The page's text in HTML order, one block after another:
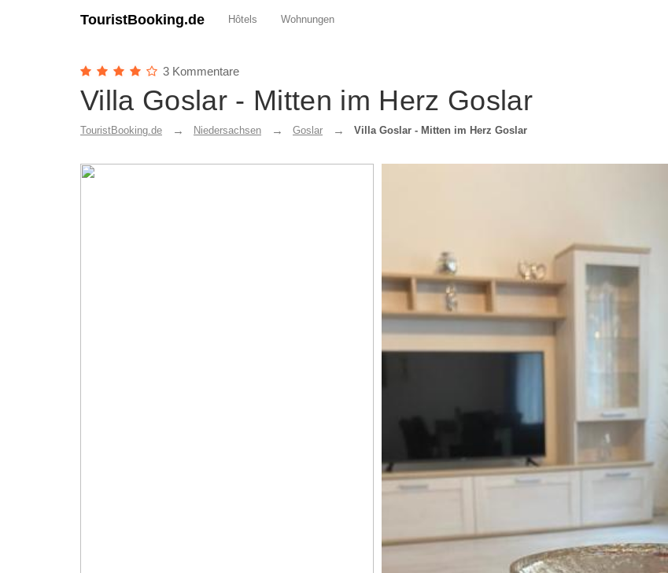
TouristBooking.de Hôtels Wohnungen
3 Kommentare
Villa Goslar - Mitten im Herz Goslar
TouristBooking.de Niedersachsen Goslar Villa Goslar - Mitten im Herz Goslar